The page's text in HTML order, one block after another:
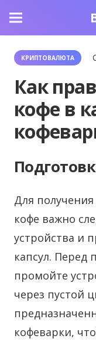
КРИПТОВАЛЮТА
Как
кофе в
Для
кофе важно
устройства и
капсул. Перед
промойте
через пустой
кофеварки,